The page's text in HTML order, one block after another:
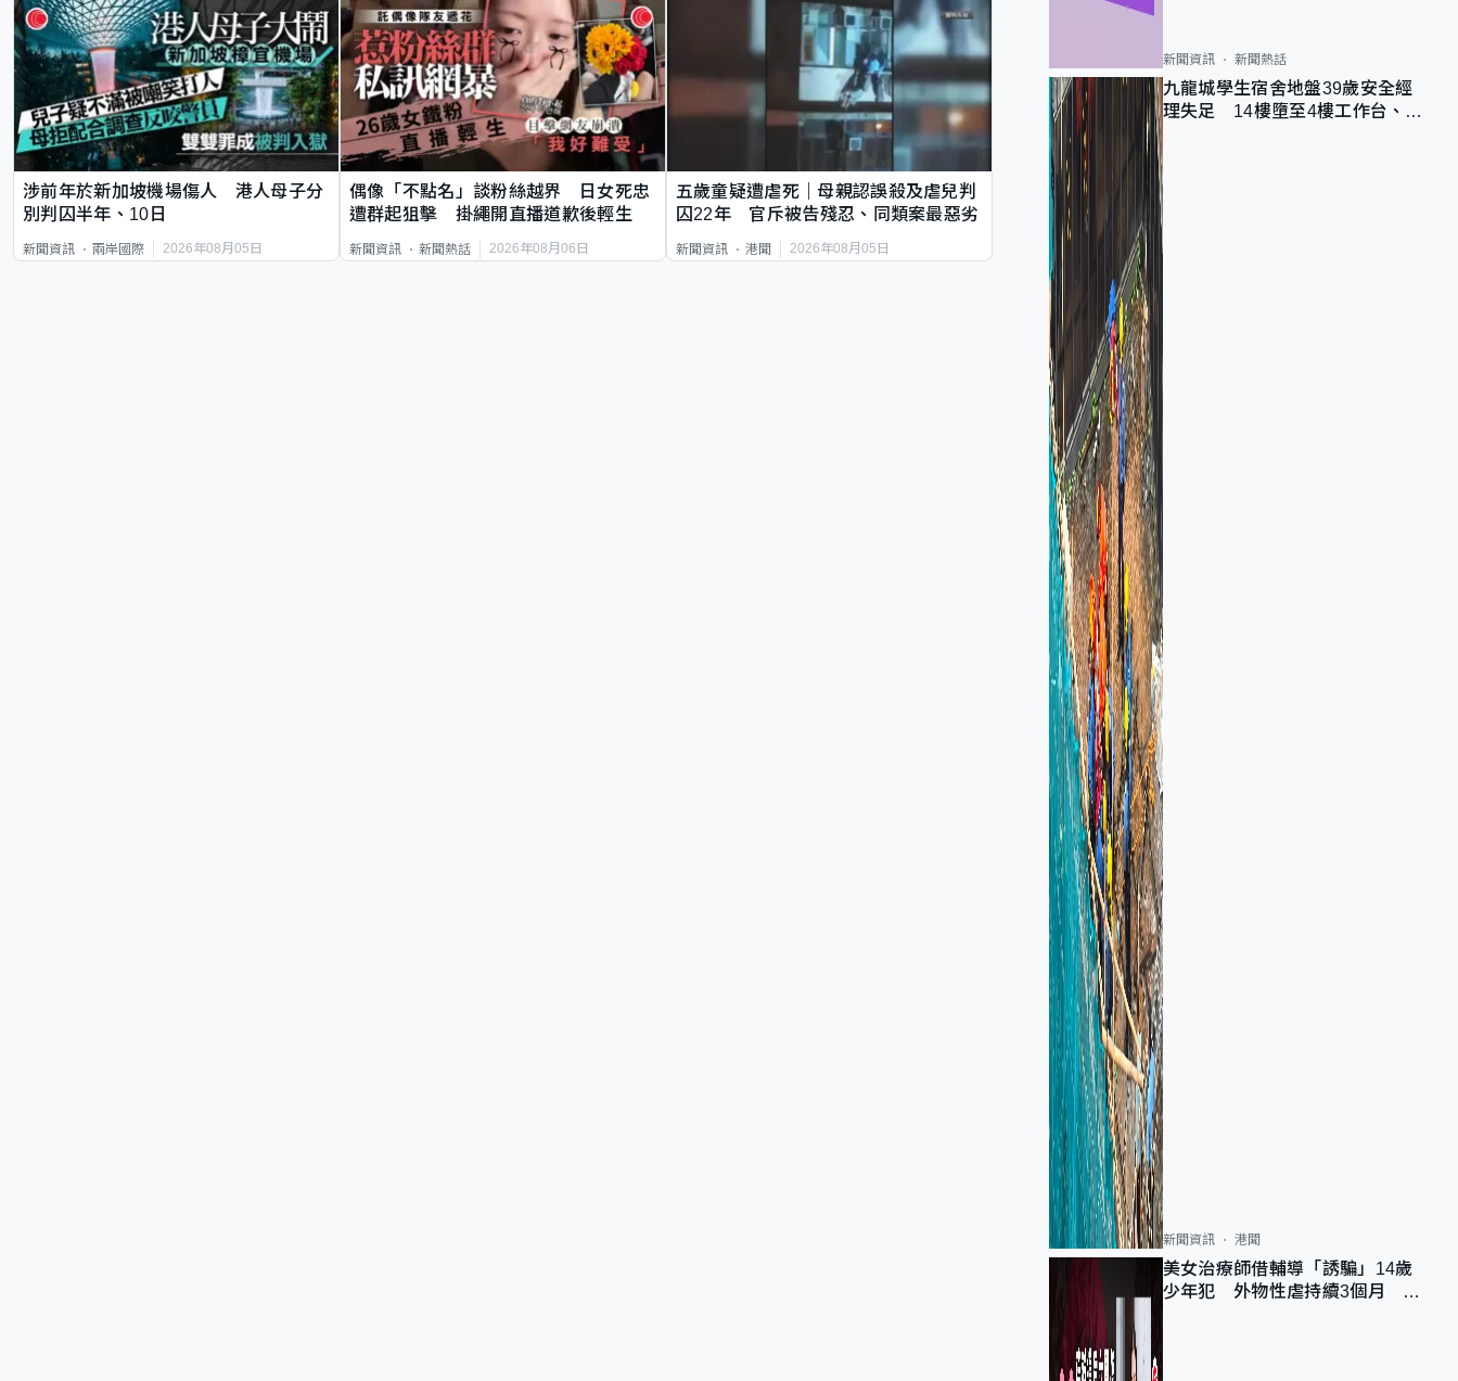
涉前年於新加坡機場傷人 港人母子分
別判囚半年、10日
新聞資訊 兩岸國際 2026年08月05日
偶像「不點名」談粉絲越界 日女死忠
遭群起狙擊 掛繩開直播道歉後輕生
新聞資訊 新聞熱話 2026年08月06日
五歲童疑遭虐死｜母親認誤殺及虐兒判
囚22年 官斥被告殘忍、同類案最惡劣
新聞資訊 港聞 2026年08月05日
新聞資訊 新聞熱話
九龍城學生宿舍地盤39歲安全經
理失足 14樓墮至4樓工作台、送
新聞資訊 港聞
美女治療師借輔導「誘騙」14歲
少年犯 外物性虐持續3個月 受